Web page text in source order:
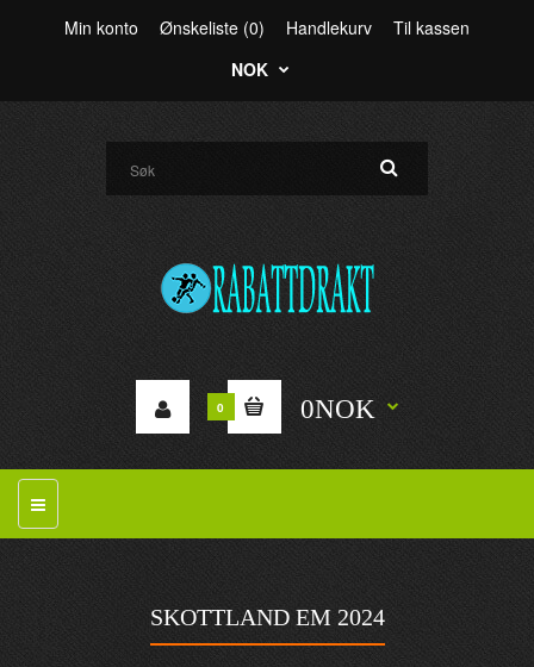
Min konto Ønskeliste (0) Handlekurv
Til kassen
NOK
0 0NOK
SKOTTLAND EM 2024